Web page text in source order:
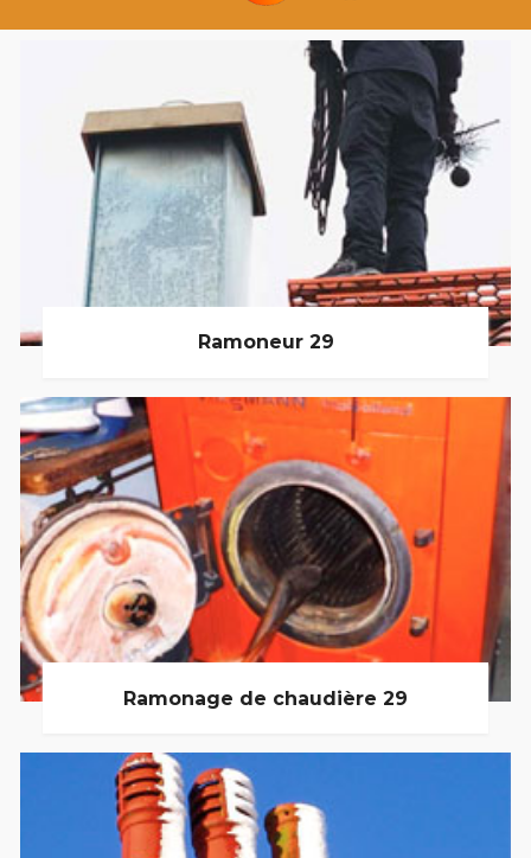
Ramoneur 29
Ramonage de chaudière 29